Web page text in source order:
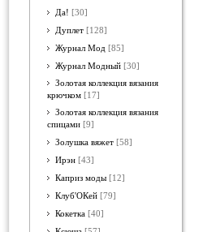
Да! [30]
Дуплет [128]
Журнал Мод [85]
Журнал Модный [30]
Золотая коллекция вязания
крючком [17]
Золотая коллекция вязания
спицами [9]
Золушка вяжет [58]
Ирэн [43]
Каприз моды [12]
Клуб'ОКей [79]
Кокетка [40]